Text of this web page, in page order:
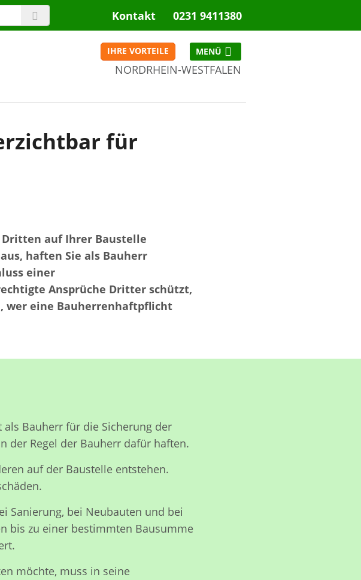
Kontakt 0231 9411380
IHRE VORTEILE
NORDRHEIN-WESTFALEN
für
auf Ihrer Baustelle
haften Sie als Bauherr
einer
Ansprüche Dritter schützt,
wer eine Bauherrenhaftpflicht
Bauherr für die Sicherung der
der Regel der Bauherr dafür haften.
auf der Baustelle entstehen.
Sanierung, bei Neubauten und bei
bis zu einer bestimmten Bausumme
möchte, muss in seine